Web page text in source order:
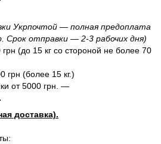
Укрпочтой — полная предоплата
Срок отправки — 2-3 рабочих дня)
(до 15 кг со стороной не более 70
грн (более 15 кг.)
от 5000 грн. —
доставка).